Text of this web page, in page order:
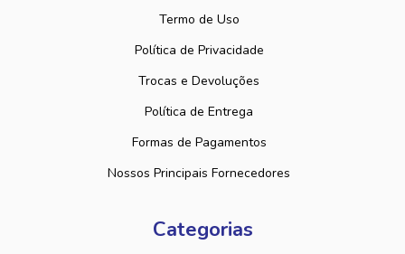
Termo de Uso
Política de Privacidade
Trocas e Devoluções
Política de Entrega
Formas de Pagamentos
Nossos Principais Fornecedores
Categorias